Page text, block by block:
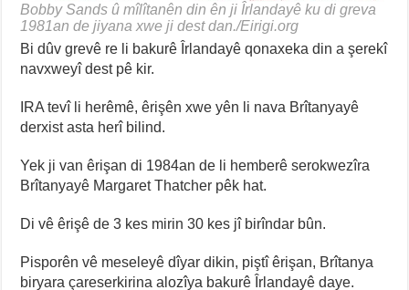
Bobby Sands û mîlîtanên din ên ji Îrlandayê ku di greva
1981an de jiyana xwe ji dest dan./Eirigi.org
Bi dûv grevê re li bakurê Îrlandayê qonaxeka din a şerekî
navxweyî dest pê kir.
IRA tevî li herêmê, êrişên xwe yên li nava Brîtanyayê
derxist asta herî bilind.
Yek ji van êrişan di 1984an de li hemberê serokwezîra
Brîtanyayê Margaret Thatcher pêk hat.
Di vê êrişê de 3 kes mirin 30 kes jî birîndar bûn.
Pisporên vê meseleyê dîyar dikin, piştî êrişan, Brîtanya
biryara çareserkirina alozîya bakurê Îrlandayê daye.